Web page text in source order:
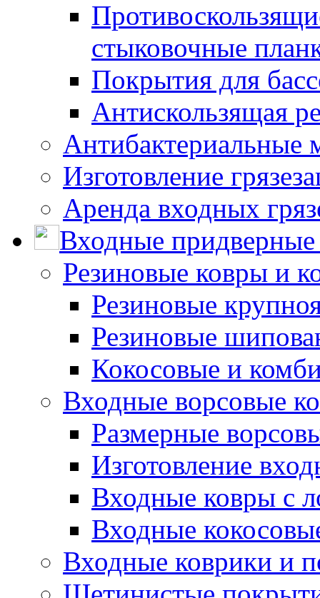
стыковочные
Покрытия для
Антискользящая
Антибактериальные
Изготовление
Аренда входных
Входные
Резиновые ковры и
Резиновые
Резиновые
Кокосовые и
Входные ворсовые
Размерные
Изготовление
Входные ковры с
Входные
Входные коврики и